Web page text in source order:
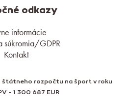
odkazy
informácie
súkromia/GDPR
Kontakt
štátneho rozpočtu na šport v roku
- 1 300 687 EUR